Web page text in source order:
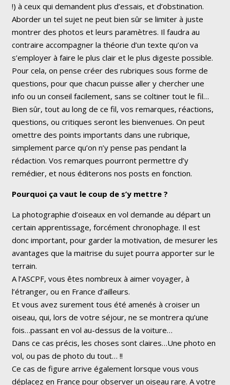
!) à ceux qui demandent plus d’essais, et d’obstination.
Aborder un tel sujet ne peut bien sûr se limiter à juste
montrer des photos et leurs paramètres. Il faudra au
contraire accompagner la théorie d’un texte qu’on va
s’employer à faire le plus clair et le plus digeste possible.
Pour cela, on pense créer des rubriques sous forme de
questions, pour que chacun puisse aller y chercher une
info ou un conseil facilement, sans se coltiner tout le fil…
Bien sûr, tout au long de ce fil, vos remarques, réactions,
questions, ou critiques seront les bienvenues. On peut
omettre des points importants dans une rubrique,
simplement parce qu’on n’y pense pas pendant la
rédaction. Vos remarques pourront permettre d’y
remédier, et nous éditerons nos posts en fonction.
Pourquoi ça vaut le coup de s’y mettre ?
La photographie d’oiseaux en vol demande au départ un
certain apprentissage, forcément chronophage. Il est
donc important, pour garder la motivation, de mesurer les
avantages que la maitrise du sujet pourra apporter sur le
terrain.
A l’ASCPF, vous êtes nombreux à aimer voyager, à
l’étranger, ou en France d’ailleurs.
Et vous avez surement tous été amenés à croiser un
oiseau, qui, lors de votre séjour, ne se montrera qu’une
fois…passant en vol au-dessus de la voiture…
Dans ce cas précis, les choses sont claires…Une photo en
vol, ou pas de photo du tout… !!
Ce cas de figure arrive également lorsque vous vous
déplacez en France pour observer un oiseau rare. A votre